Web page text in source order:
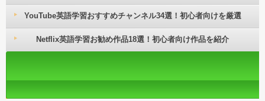
YouTube英語学習おすすめチャンネル34選！初心者向けを厳選
Netflix英語学習お勧め作品18選！初心者向け作品を紹介